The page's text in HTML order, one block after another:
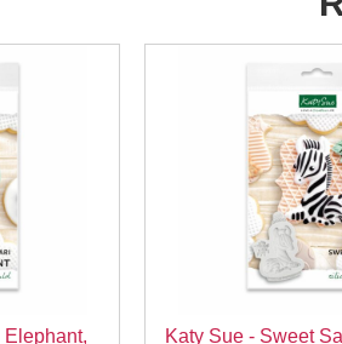
Elephant,
Katy Sue - Sweet